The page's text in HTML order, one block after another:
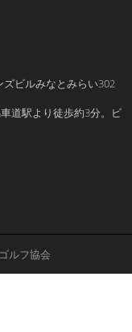
ビルみなとみらい302
道駅より徒歩約3分。ビ
ルフ協会